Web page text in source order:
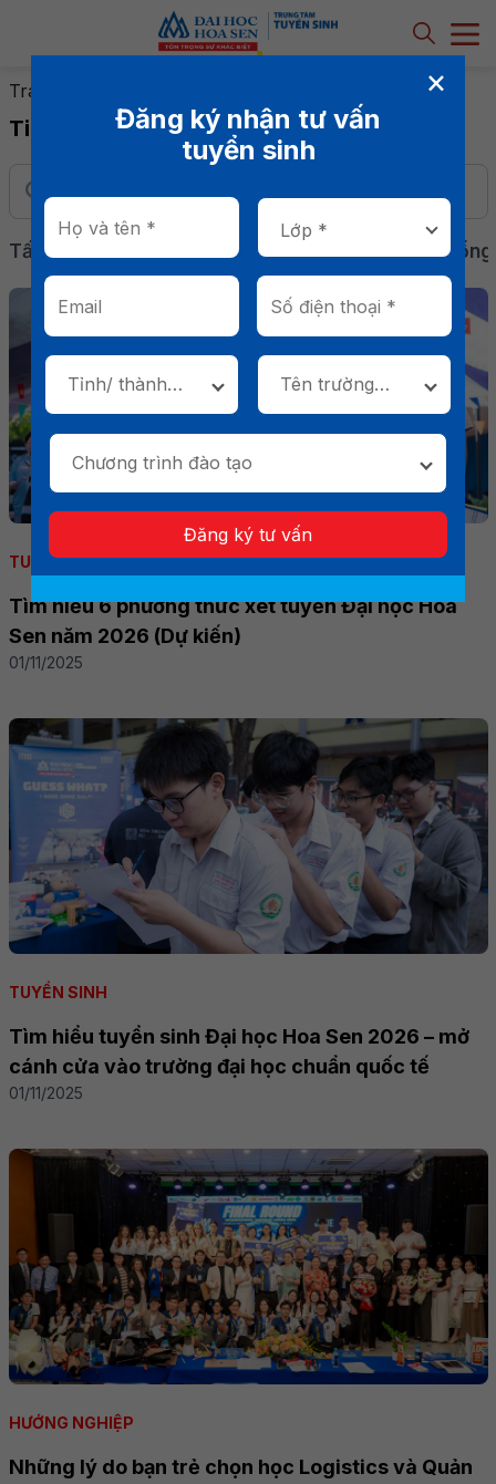
Trang chủ
Tin tuyển sinh
Tất cả Sự kiện & Hoạt động Học bổng
TUYỂN SINH
Tìm hiểu 6 phương thức xét tuyển Đại học Hoa
Sen năm 2026 (Dự kiến)
01/11/2025
TUYỂN SINH
Tìm hiểu tuyển sinh Đại học Hoa Sen 2026 – mở
cánh cửa vào trường đại học chuẩn quốc tế
01/11/2025
HƯỚNG NGHIỆP
Những lý do bạn trẻ chọn học Logistics và Quản
Đăng ký nhận tư vấn
tuyển sinh
Tỉnh/ thành
phố
Tên trường
THPT *
Chương trình đào tạo
Đăng ký tư vấn
×